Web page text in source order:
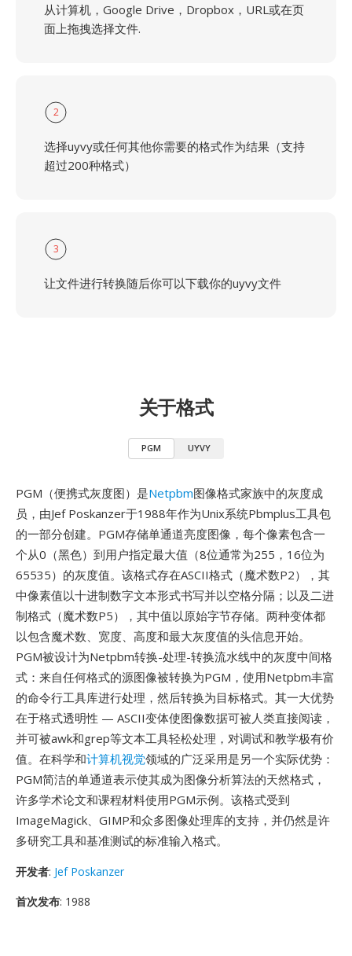
从计算机，Google Drive，Dropbox，URL或在页
面上拖拽选择文件.
2
选择uyvy或任何其他你需要的格式作为结果（支持
超过200种格式）
3
让文件进行转换随后你可以下载你的uyvy文件
关于格式
PGM UYVY
PGM（便携式灰度图）是Netpbm图像格式家族中的灰度成
员，由Jef Poskanzer于1988年作为Unix系统Pbmplus工具包
的一部分创建。PGM存储单通道亮度图像，每个像素包含一
个从0（黑色）到用户指定最大值（8位通常为255，16位为
65535）的灰度值。该格式存在ASCII格式（魔术数P2），其
中像素值以十进制数字文本形式书写并以空格分隔；以及二进
制格式（魔术数P5），其中值以原始字节存储。两种变体都
以包含魔术数、宽度、高度和最大灰度值的头信息开始。
PGM被设计为Netpbm转换-处理-转换流水线中的灰度中间格
式：来自任何格式的源图像被转换为PGM，使用Netpbm丰富
的命令行工具库进行处理，然后转换为目标格式。其一大优势
在于格式透明性 — ASCII变体使图像数据可被人类直接阅读，
并可被awk和grep等文本工具轻松处理，对调试和教学极有价
值。在科学和计算机视觉领域的广泛采用是另一个实际优势：
PGM简洁的单通道表示使其成为图像分析算法的天然格式，
许多学术论文和课程材料使用PGM示例。该格式受到
ImageMagick、GIMP和众多图像处理库的支持，并仍然是许
多研究工具和基准测试的标准输入格式。
开发者: Jef Poskanzer
首次发布: 1988